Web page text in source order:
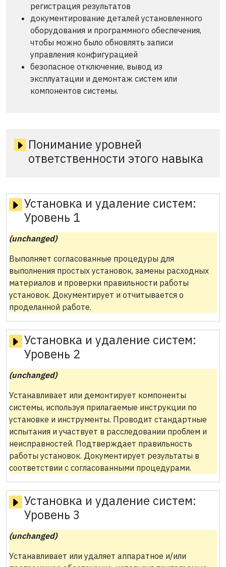
регистрация результатов
документирование деталей установленного
оборудования и программного обеспечения,
чтобы можно было обновлять записи
управления конфигурацией
безопасное отключение, вывод из
эксплуатации и демонтаж систем или
компонентов системы.
Понимание уровней
ответственности этого навыка
Установка и удаление систем:
Уровень 1
(unchanged)
Выполняет согласованные процедуры для
выполнения простых установок, замены расходных
материалов и проверки правильности работы
установок. Документирует и отчитывается о
проделанной работе.
Установка и удаление систем:
Уровень 2
(unchanged)
Устанавливает или демонтирует компоненты
системы, используя прилагаемые инструкции по
установке и инструменты. Проводит стандартные
испытания и участвует в расследовании проблем и
неисправностей. Подтверждает правильность
работы установок. Документирует результаты в
соответствии с согласованными процедурами.
Установка и удаление систем:
Уровень 3
(unchanged)
Устанавливает или удаляет аппаратное и/или